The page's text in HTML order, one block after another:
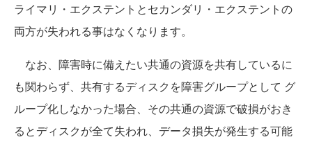
ライマリ・エクステントとセカンダリ・エクステントの
両方が失われる事はなくなります。
なお、障害時に備えたい共通の資源を共有しているに
も関わらず、共有するディスクを障害グループとして グ
ループ化しなかった場合、その共通の資源で破損がおき
るとディスクが全て失われ、データ損失が発生する可能